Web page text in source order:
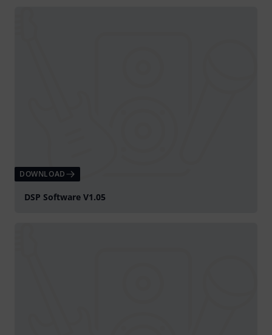
DOWNLOAD
DSP Software V1.05